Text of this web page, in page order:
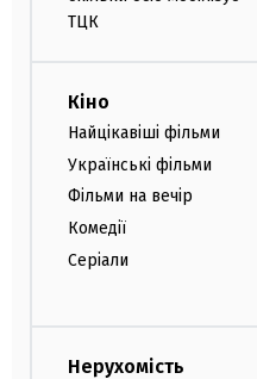
ТЦК
Кіно
Найцікавіші фільми
Українські фільми
Фільми на вечір
Комедії
Серіали
Нерухомість